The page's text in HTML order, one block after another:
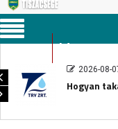
Menu
2026-08-
Hogyan